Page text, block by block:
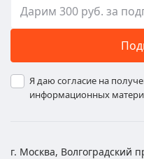
Я даю согласие на
информационных
г. Москва, Волгоградский